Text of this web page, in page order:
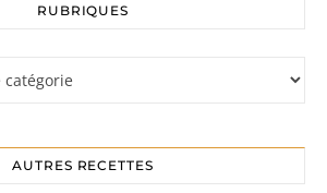
RUBRIQUES
AUTRES RECETTES